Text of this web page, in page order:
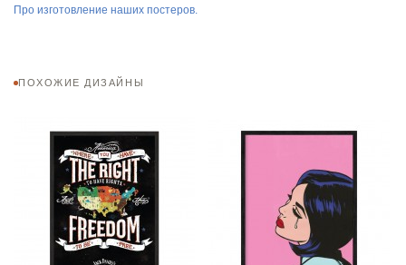
Про изготовление наших постеров.
ПОХОЖИЕ ДИЗАЙНЫ